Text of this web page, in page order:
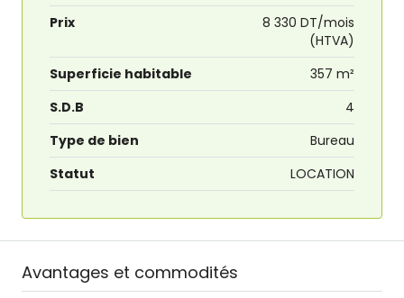
Prix
8 330 DT/mois
(HTVA)
Superficie habitable
357 m²
S.D.B
4
Type de bien
Bureau
Statut
LOCATION
Avantages et commodités